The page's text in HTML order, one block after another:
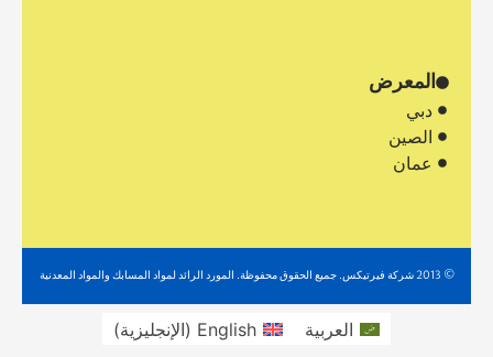
المعرض
دبي
الصين
عمان
© 2013 شركة فيرتيكس. جميع الحقوق محفوظة. المورد الرائد لمواد المسابك والمواد المعدنية
العربية English
(الإنجليزية)